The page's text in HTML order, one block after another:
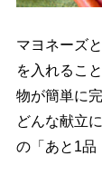
マヨネーズ
を入れるこ
物が簡単に
どんな献立
の「あと1品